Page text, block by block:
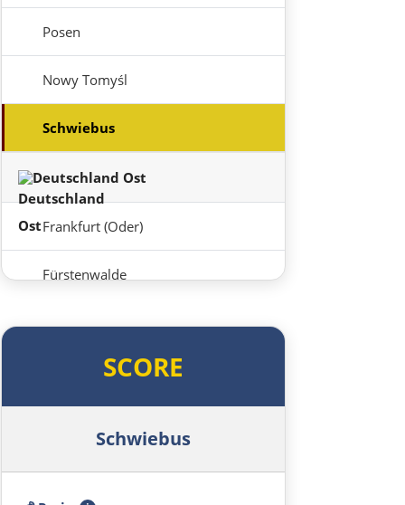
Posen
Nowy Tomyśl
Schwiebus
Deutschland Ost
Frankfurt (Oder)
Fürstenwalde
Berlin
SCORE
Schwiebus